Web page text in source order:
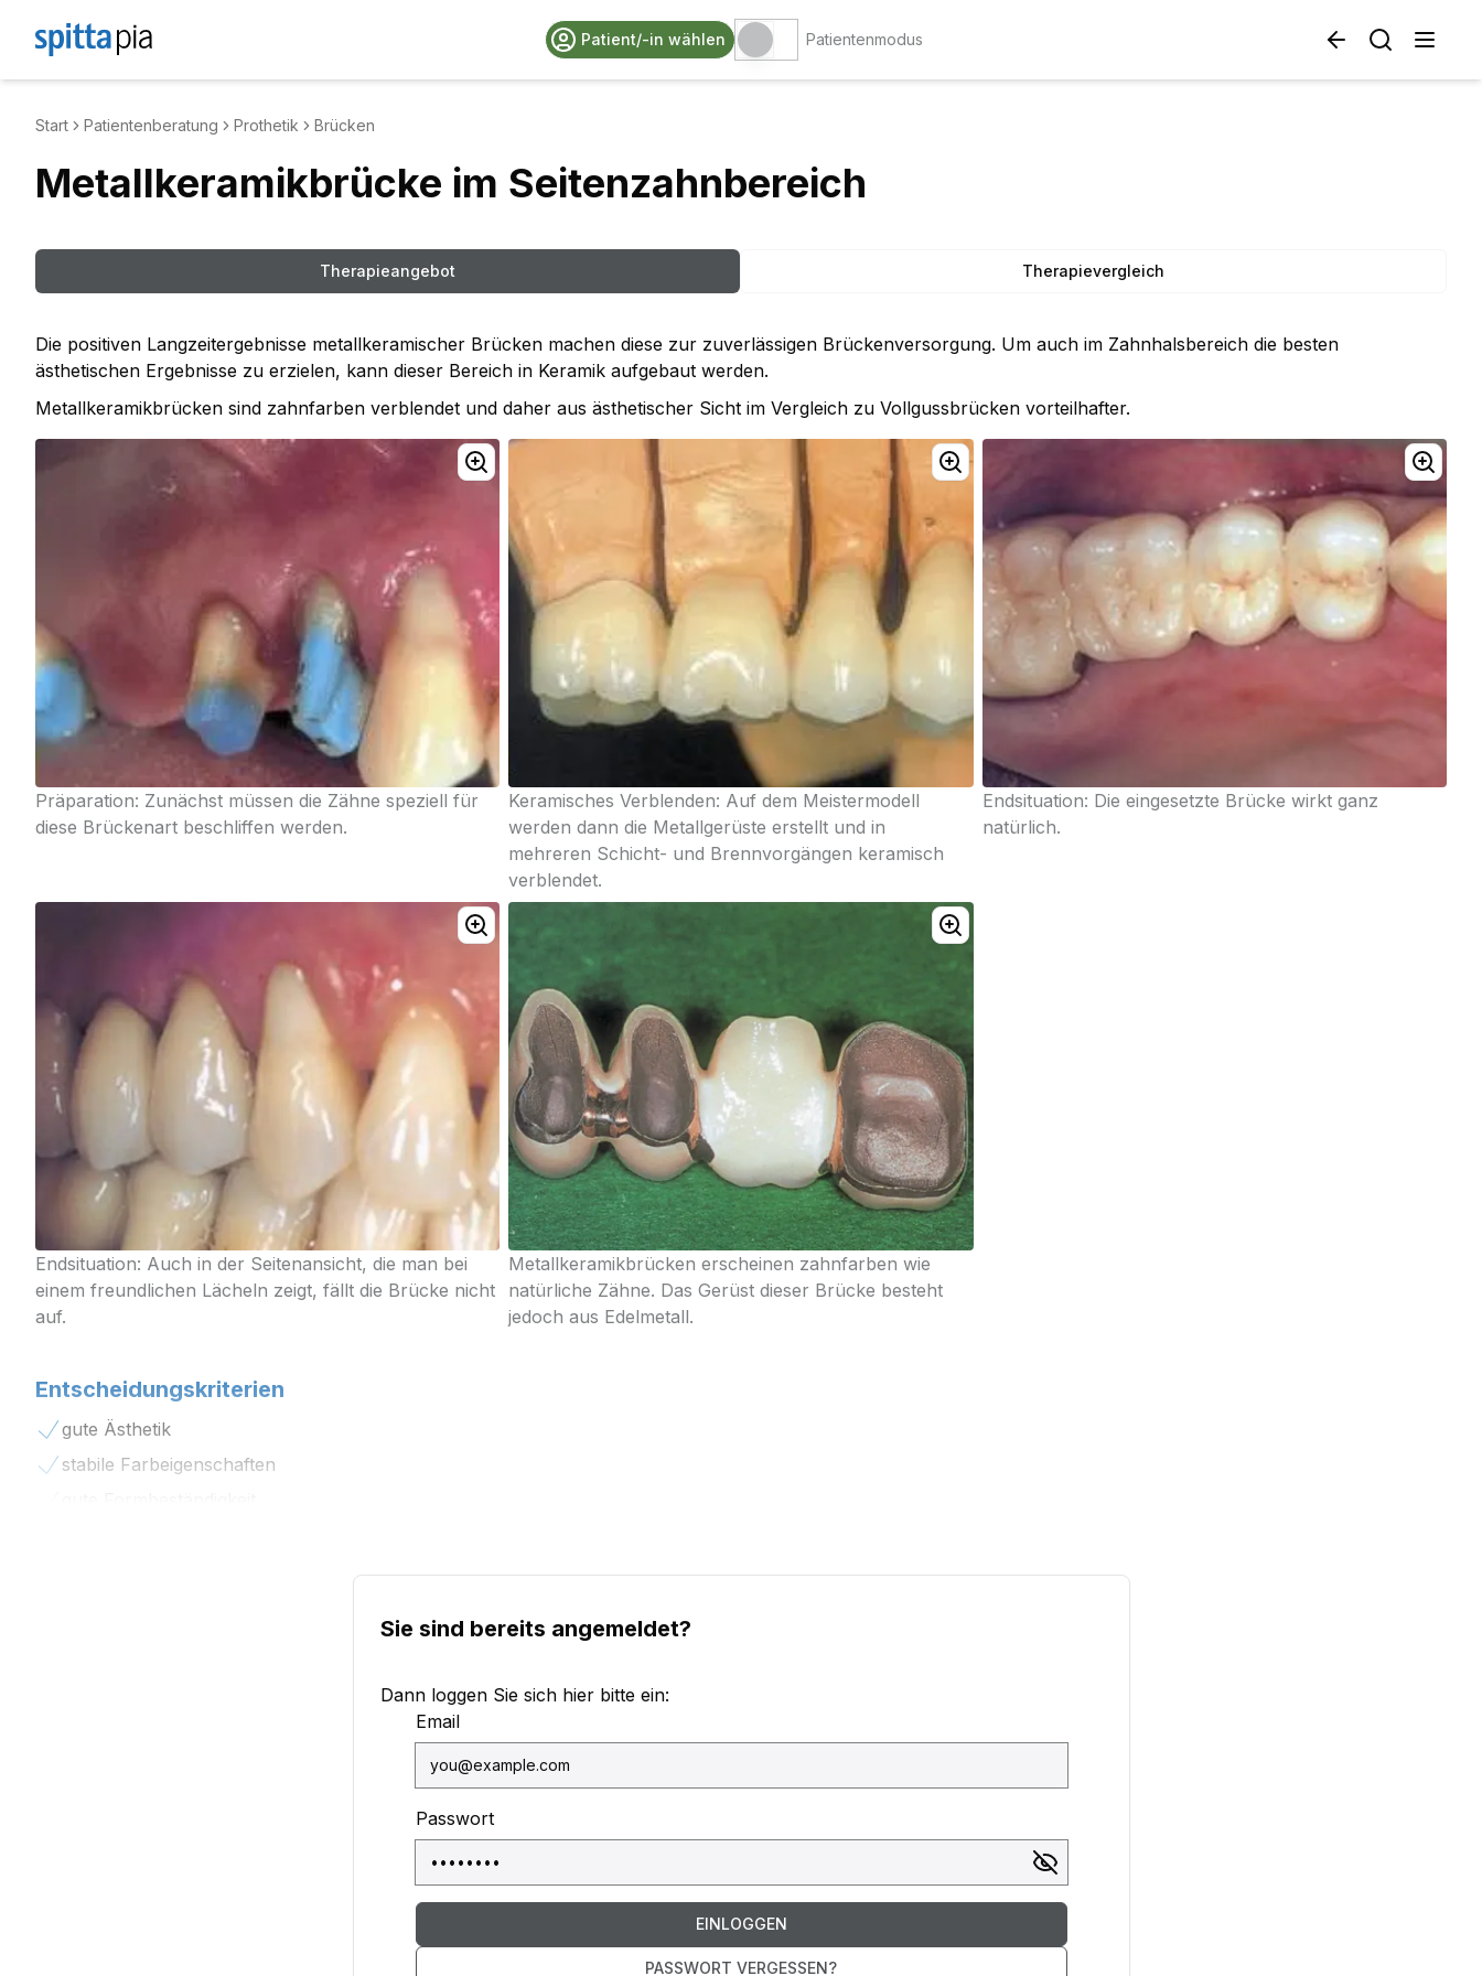
Patient/-in wählen Patientenmodus
Start Patientenberatung Prothetik Brücken
Metallkeramikbrücke im Seitenzahnbereich
Therapieangebot Therapievergleich
Die positiven Langzeitergebnisse metallkeramischer Brücken machen diese zur zuverlässigen Brückenversorgung. Um auch im Zahnhalsbereich die besten
ästhetischen Ergebnisse zu erzielen, kann dieser Bereich in Keramik aufgebaut werden.
Metallkeramikbrücken sind zahnfarben verblendet und daher aus ästhetischer Sicht im Vergleich zu Vollgussbrücken vorteilhafter.
Präparation: Zunächst müssen die Zähne speziell für
diese Brückenart beschliffen werden.
Keramisches Verblenden: Auf dem Meistermodell
werden dann die Metallgerüste erstellt und in
mehreren Schicht- und Brennvorgängen keramisch
verblendet.
Endsituation: Die eingesetzte Brücke wirkt ganz
natürlich.
Endsituation: Auch in der Seitenansicht, die man bei
einem freundlichen Lächeln zeigt, fällt die Brücke nicht
auf.
Metallkeramikbrücken erscheinen zahnfarben wie
natürliche Zähne. Das Gerüst dieser Brücke besteht
jedoch aus Edelmetall.
Entscheidungskriterien
gute Ästhetik
stabile Farbeigenschaften
Sie sind bereits angemeldet?
Dann loggen Sie sich hier bitte ein:
Email
Passwort
EINLOGGEN
PASSWORT VERGESSEN?